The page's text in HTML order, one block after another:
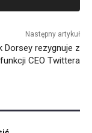
Następny artykuł
Dorsey rezygnuje z
funkcji CEO Twittera